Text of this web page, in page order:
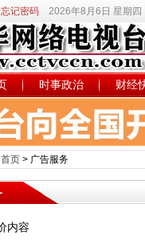
忘记密码 2026年8月6日 星期四
时事政治 财经
首页> 广告服务
内容